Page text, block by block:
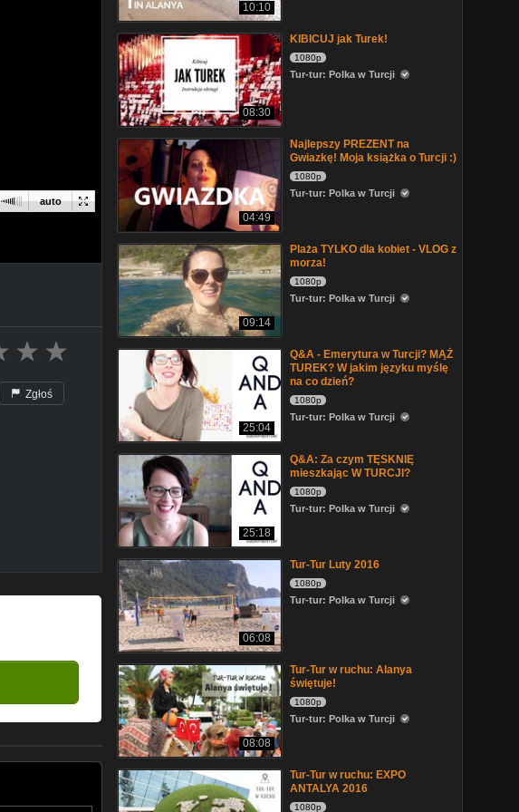
auto
Zgłoś
10:10
08:30
KIBICUJ jak Turek!
1080p
Tur-tur: Polka w Turcji
04:49
Najlepszy PREZENT na
Gwiazkę! Moja książka o Turcji :)
1080p
Tur-tur: Polka w Turcji
09:14
Plaża TYLKO dla kobiet - VLOG z
morza!
1080p
Tur-tur: Polka w Turcji
25:04
Q&A - Emerytura w Turcji? MĄŻ
TUREK? W jakim języku myślę
na co dzień?
1080p
Tur-tur: Polka w Turcji
25:18
Q&A: Za czym TĘSKNIĘ
mieszkając W TURCJI?
1080p
Tur-tur: Polka w Turcji
06:08
Tur-Tur Luty 2016
1080p
Tur-tur: Polka w Turcji
08:08
Tur-Tur w ruchu: Alanya
świętuje!
1080p
Tur-tur: Polka w Turcji
Tur-Tur w ruchu: EXPO
ANTALYA 2016
1080p